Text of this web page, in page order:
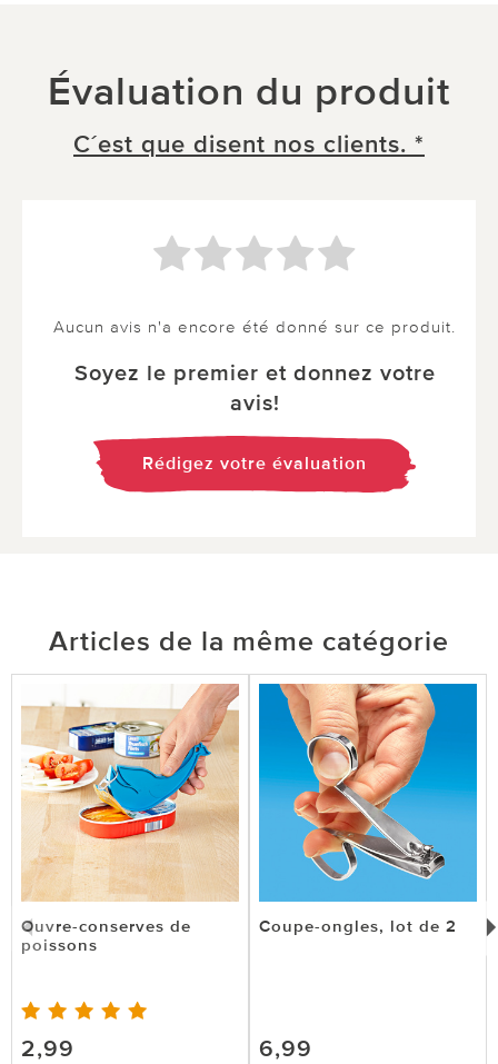
Évaluation du produit
C´est que disent nos clients. *
Aucun avis n'a encore été donné sur ce produit.
Soyez le premier et donnez votre
avis!
Rédigez votre évaluation
Articles de la même catégorie
Ouvre-conserves de
poissons
2,99
Coupe-ongles, lot de 2
6,99